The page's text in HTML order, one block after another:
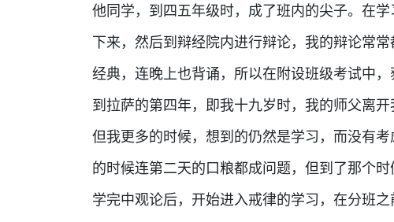
他同学，到四五年级时，成了班内的尖子。在
下来，然后到辩经院内进行辩论，我的辩论常
经典，连晚上也背诵，所以在附设班级考试中，
到拉萨的第四年，即我十九岁时，我的师父离
但我更多的时候，想到的仍然是学习，而没有
的时候连第二天的口粮都成问题，但到了那个时
学完中观论后，开始进入戒律的学习，在分班